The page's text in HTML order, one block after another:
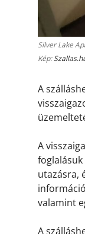
Silver Lake
Kép:
A
A
utazásra,
valamint
A